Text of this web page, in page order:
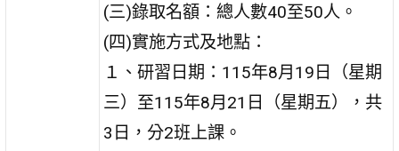
(三)錄取名額：總人數40至50人。
(四)實施方式及地點：
１、研習日期：115年8月19日（星期
三）至115年8月21日（星期五），共
3日，分2班上課。